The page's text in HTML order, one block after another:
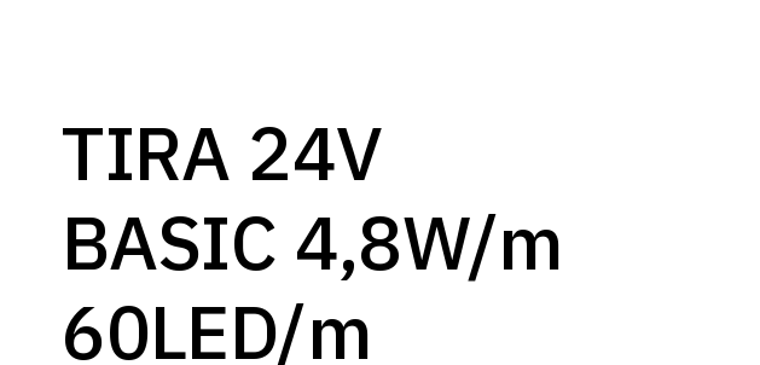
FAQs
Proyectos
Zona de inspiración
Blog
TIRA 24V
BASIC 4,8W/m
60LED/m